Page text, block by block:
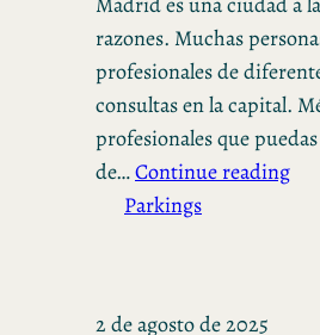
razones. Muchas
profesionales de
consultas en la capital.
profesionales que
de…Continue reading
Parkings
2 de agosto de 2025